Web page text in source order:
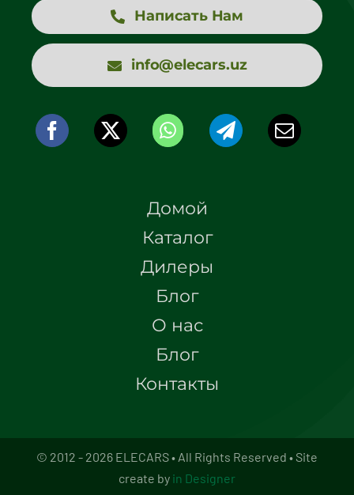
Написать Нам
info@elecars.uz
Домой
Каталог
Дилеры
Блог
О нас
Блог
Контакты
© 2012 - 2026 ELECARS • All Rights Reserved • Site
create by in Designer